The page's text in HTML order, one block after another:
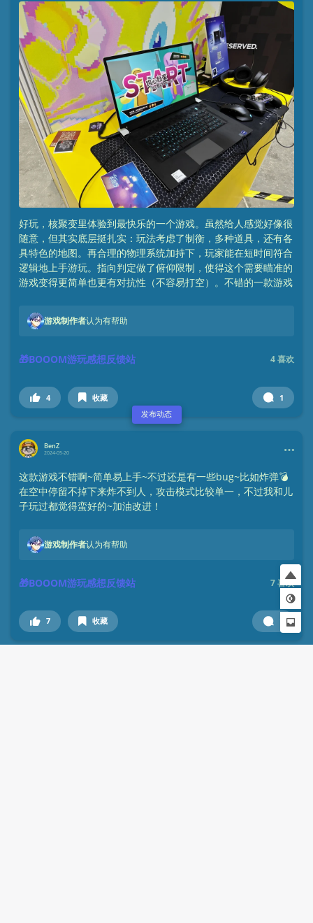
发布动态
好玩，核聚变里体验到最快乐的一个游戏。虽然给人感觉好像很
随意，但其实底层挺扎实：玩法考虑了制衡，多种道具，还有各
具特色的地图。再合理的物理系统加持下，玩家能在短时间符合
逻辑地上手游玩。指向判定做了俯仰限制，使得这个需要瞄准的
游戏变得更简单也更有对抗性（不容易打空）。不错的一款游戏
游戏制作者认为有帮助
🎁BOOOM游玩感想反馈站 4喜欢
4 收藏 1
BenZ
2024-05-20
这款游戏不错啊~简单易上手~不过还是有一些bug~比如炸弹💣
在空中停留不掉下来炸不到人，攻击模式比较单一，不过我和儿
子玩过都觉得蛮好的~加油改进！
游戏制作者认为有帮助
🎁BOOOM游玩感想反馈站 7喜欢
7 收藏